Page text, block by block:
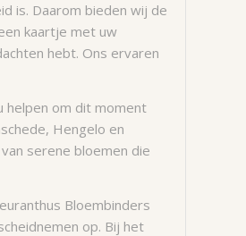
is. Daarom bieden wij de
kaartje met uw
hebt. Ons ervaren
helpen om dit moment
Hengelo en
serene bloemen die
Bloembinders
op. Bij het